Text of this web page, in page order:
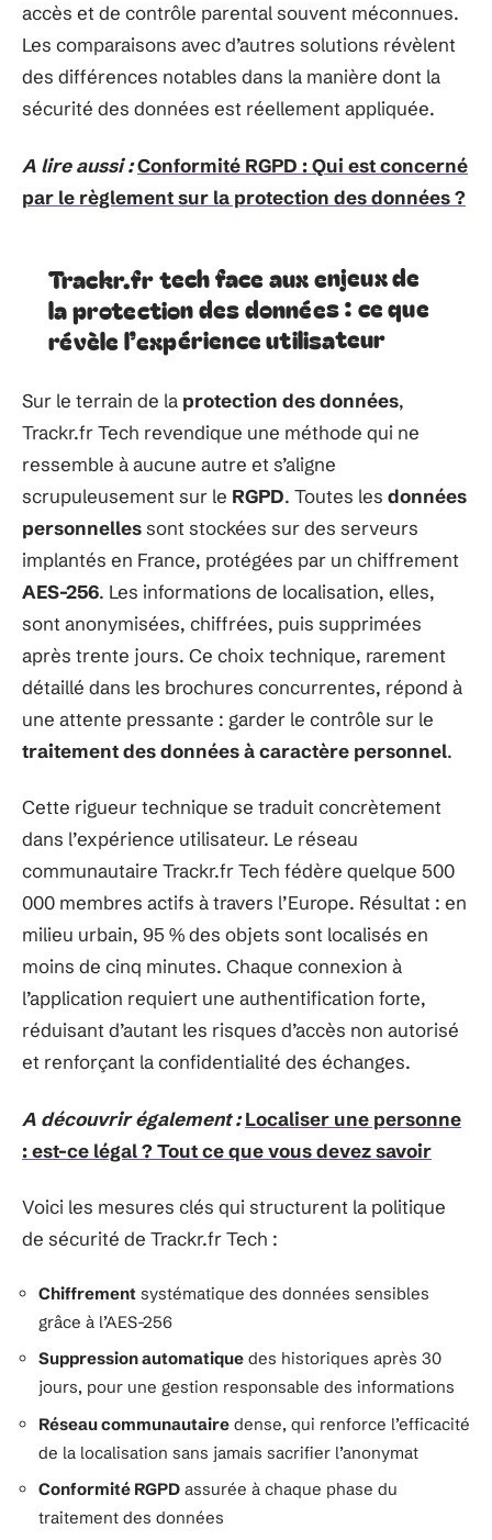
accès et de contrôle parental souvent méconnues.
Les comparaisons avec d’autres solutions révèlent
des différences notables dans la manière dont la
sécurité des données est réellement appliquée.
A lire aussi :Conformité RGPD : Qui est concerné
par le règlement sur la protection des données ?
Trackr.fr tech face aux enjeux de
la protection des données : ce que
révèle l’expérience utilisateur
Sur le terrain de la protection des données,
Trackr.fr Tech revendique une méthode qui ne
ressemble à aucune autre et s’aligne
scrupuleusement sur le RGPD. Toutes les données
personnellessont stockées sur des serveurs
implantés en France, protégées par un chiffrement
AES-256. Les informations de localisation, elles,
sont anonymisées, chiffrées, puis supprimées
après trente jours. Ce choix technique, rarement
détaillé dans les brochures concurrentes, répond à
une attente pressante : garder le contrôle sur le
traitement des données à caractère personnel.
Cette rigueur technique se traduit concrètement
dans l’expérience utilisateur. Le réseau
communautaire Trackr.fr Tech fédère quelque 500
000 membres actifs à travers l’Europe. Résultat : en
milieu urbain, 95 % des objets sont localisés en
moins de cinq minutes. Chaque connexion à
l’application requiert une authentification forte,
réduisant d’autant les risques d’accès non autorisé
et renforçant la confidentialité des échanges.
A découvrir également : Localiser une personne
: est-ce légal ? Tout ce que vous devez savoir
Voici les mesures clés qui structurent la politique
de sécurité de Trackr.fr Tech :
Chiffrement systématique des données sensibles
grâce à l’AES-256
Suppression automatique des historiques après 30
jours, pour une gestion responsable des informations
Réseau communautaire dense, qui renforce l’efficacité
de la localisation sans jamais sacrifier l’anonymat
Conformité RGPD assurée à chaque phase du
traitement des données